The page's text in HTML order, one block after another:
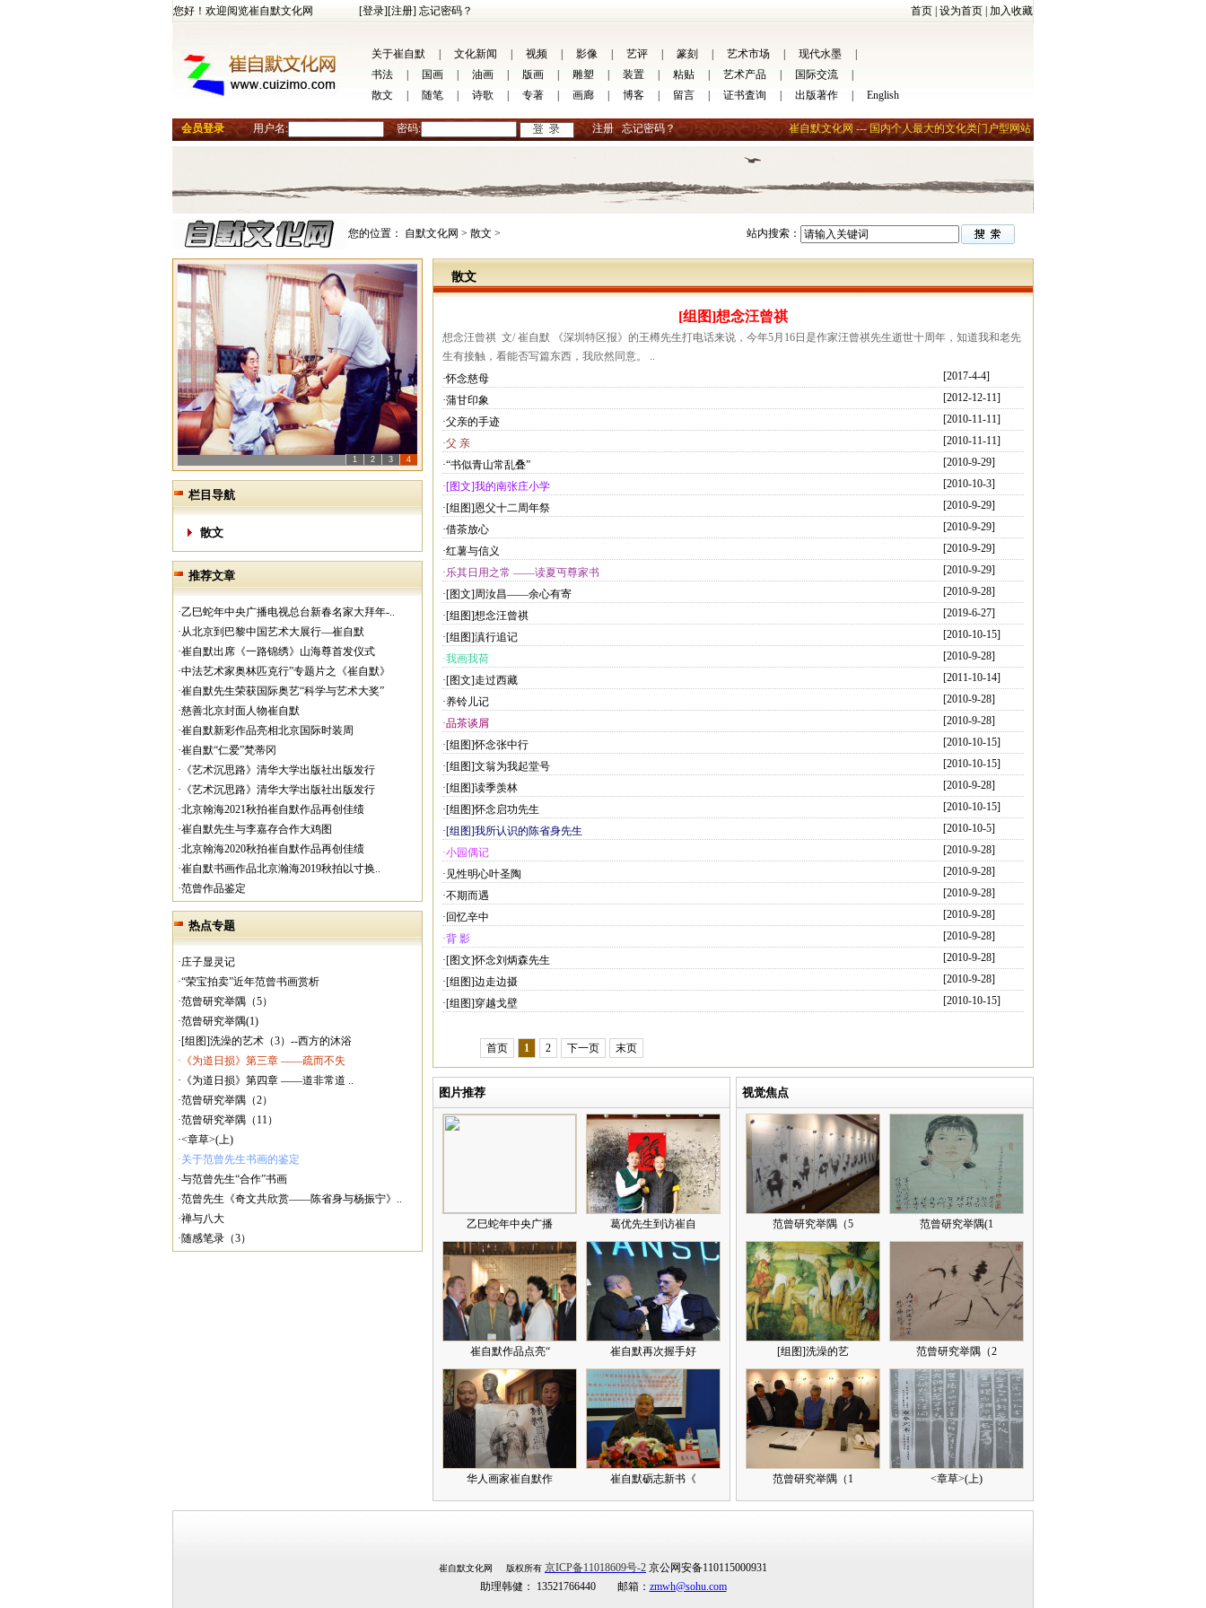
您好！欢迎阅览崔自默文化网 [登录][注册] 忘记密码？ 首页 设为首页 加入收藏
关于崔自默 文化新闻 视频 影像 艺评 篆刻 艺术市场 现代水墨
书法
国画 油画 版画 雕塑 装置 粘贴 艺术产品 国际交流
散文
随笔 诗歌 专著 画廊 博客 留言 证书査询 出版著作 English
会员登录 用户名: 密码: 注册 忘记密码？ 崔自默文化网 --- 国内个人最大的文化类门户型网站
您的位置： 自默文化网 > 散文 > 站内搜索：
1 2 3 4
栏目导航
散文
推荐文章
·乙巳蛇年中央广播电视总台新春名家大拜年-..
·从北京到巴黎中国艺术大展行—崔自默
·崔自默出席《一路锦绣》山海尊首发仪式
·中法艺术家奥林匹克行”专题片之《崔自默》
·崔自默先生荣获国际奥艺“科学与艺术大奖”
·慈善北京封面人物崔自默
·崔自默新彩作品亮相北京国际时装周
·崔自默“仁爱”梵蒂冈
·《艺术沉思路》清华大学出版社出版发行
·《艺术沉思路》清华大学出版社出版发行
·北京翰海2021秋拍崔自默作品再创佳绩
·崔自默先生与李嘉存合作大鸡图
·北京翰海2020秋拍崔自默作品再创佳绩
·崔自默书画作品北京瀚海2019秋拍以寸换..
·范曾作品鉴定
热点专题
·庄子显灵记
·“荣宝拍卖”近年范曾书画赏析
·范曾研究举隅（5）
·范曾研究举隅(1)
·[组图]洗澡的艺术（3）--西方的沐浴
·《为道日损》第三章 ——疏而不失
·《为道日损》第四章 ——道非常道 ..
·范曾研究举隅（2）
·范曾研究举隅（11）
·<章草>(上)
·关于范曾先生书画的鉴定
·与范曾先生“合作”书画
·范曾先生《奇文共欣赏——陈省身与杨振宁》..
·禅与八大
·随感笔录（3）
散文
[组图]想念汪曾祺
想念汪曾祺  文/ 崔自默 《深圳特区报》的王樽先生打电话来说，今年5月16日是作家汪曾祺先生逝世十周年，知道我和老先
生有接触，看能否写篇东西，我欣然同意。 ..
·怀念慈母
[2017-4-4]
·蒲甘印象
[2012-12-11]
·父亲的手迹
[2010-11-11]
·父 亲
[2010-11-11]
·“书似青山常乱叠”
[2010-9-29]
·[图文]我的南张庄小学
[2010-10-3]
·[组图]恩父十二周年祭
[2010-9-29]
·借茶放心
[2010-9-29]
·红薯与信义
[2010-9-29]
·乐其日用之常 ——读夏丏尊家书
[2010-9-29]
·[图文]周汝昌——余心有寄
[2010-9-28]
·[组图]想念汪曾祺
[2019-6-27]
·[组图]滇行追记
[2010-10-15]
·我画我荷
[2010-9-28]
·[图文]走过西藏
[2011-10-14]
·养铃儿记
[2010-9-28]
·品茶谈屑
[2010-9-28]
·[组图]怀念张中行
[2010-10-15]
·[组图]文翁为我起堂号
[2010-10-15]
·[组图]读季羡林
[2010-9-28]
·[组图]怀念启功先生
[2010-10-15]
·[组图]我所认识的陈省身先生
[2010-10-5]
·小园偶记
[2010-9-28]
·见性明心叶圣陶
[2010-9-28]
·不期而遇
[2010-9-28]
·回忆辛中
[2010-9-28]
·背 影
[2010-9-28]
·[图文]怀念刘炳森先生
[2010-9-28]
·[组图]边走边摄
[2010-9-28]
·[组图]穿越戈壁
[2010-10-15]
首页 1 2 下一页 末页
图片推荐
乙巳蛇年中央广播 葛优先生到访崔自
崔自默作品点亮“ 崔自默再次握手好
华人画家崔自默作 崔自默砺志新书《
视觉焦点
范曾研究举隅（5 范曾研究举隅(1
[组图]洗澡的艺 范曾研究举隅（2
范曾研究举隅（1 <章草>(上)
崔自默文化网 版权所有 京ICP备11018609号-2 京公网安备110115000931
助理韩健： 13521766440 邮箱： zmwh@sohu.com